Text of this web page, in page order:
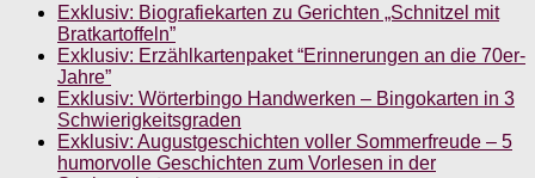
Exklusiv: Biografiekarten zu Gerichten „Schnitzel mit
Bratkartoffeln”
Exklusiv: Erzählkartenpaket “Erinnerungen an die 70er-
Jahre”
Exklusiv: Wörterbingo Handwerken – Bingokarten in 3
Schwierigkeitsgraden
Exklusiv: Augustgeschichten voller Sommerfreude – 5
humorvolle Geschichten zum Vorlesen in der